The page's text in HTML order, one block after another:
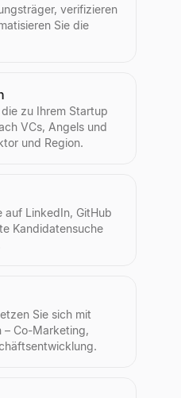
verifizieren
Sie die
zu Ihrem Startup
VCs, Angels und
und Region.
auf LinkedIn, GitHub
Kandidatensuche
Sie sich mit
– Co-Marketing,